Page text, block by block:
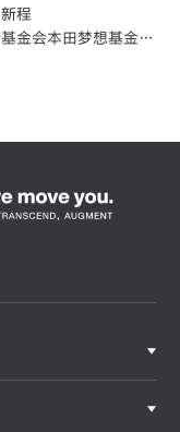
程
金会本田梦想基金第